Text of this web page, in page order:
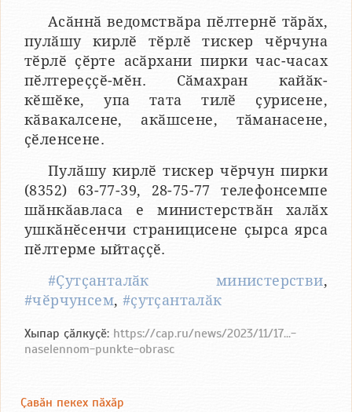
Асӑннӑ ведомствӑра пӗлтернӗ тӑрӑх,
пулӑшу кирлӗ тӗрлӗ тискер чӗрчуна
тӗрлӗ ҫӗрте асӑрхани пирки час-часах
пӗлтереҫҫӗ-мӗн. Сӑмахран кайӑк-
кӗшӗке, упа тата тилӗ ҫурисене,
кӑвакалсене, акӑшсене, тӑманасене,
ҫӗленсене.
Пулӑшу кирлӗ тискер чӗрчун пирки
(8352) 63-77-39, 28-75-77 телефонсемпе
шӑнкӑавласа е министерствӑн халӑх
ушкӑнӗсенчи страницисене ҫырса ярса
пӗлтерме ыйтаҫҫӗ.
#Ҫутҫанталӑк министерстви,
#чӗрчунсем, #ҫутҫанталӑк
Хыпар ҫӑлкуҫӗ: https://cap.ru/news/2023/11/17...-
naselennom-punkte-obrasc
Ҫавӑн пекех пӑхӑр